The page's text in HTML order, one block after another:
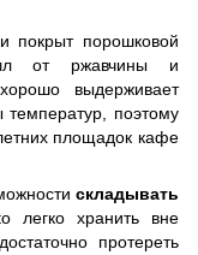
и покрыт порошковой
от ржавчины и
выдерживает
поэтому
площадок кафе
складывать
легко хранить вне
протереть